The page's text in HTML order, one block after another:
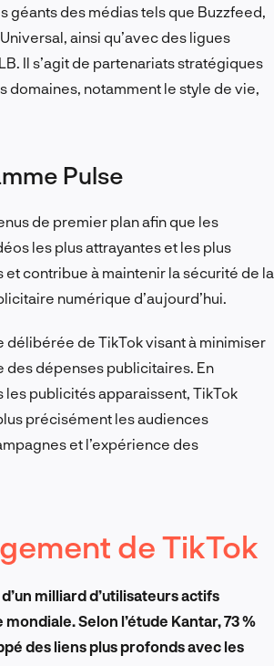
géants des médias tels que Buzzfeed,
ainsi qu’avec des ligues
Il s’agit de partenariats stratégiques
domaines, notamment le style de vie,
Pulse
de premier plan afin que les
les plus attrayantes et les plus
contribue à maintenir la sécurité de la
numérique d’aujourd’hui.
de TikTok visant à minimiser
des dépenses publicitaires. En
publicités apparaissent, TikTok
précisément les audiences
et l’expérience des
de TikTok
milliard d’utilisateurs actifs
Selon l’étude Kantar, 73 %
des liens plus profonds avec les